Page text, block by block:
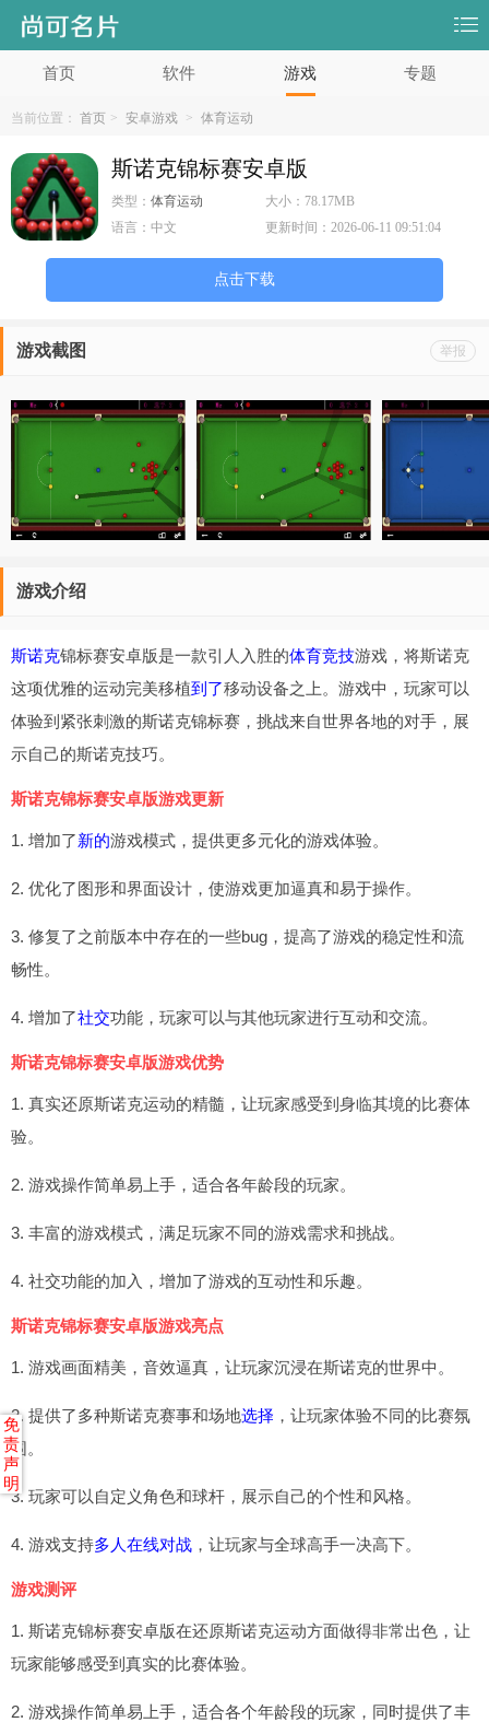
首页 软件 游戏 专题
当前位置： 首页 > 安卓游戏 > 体育运动
斯诺克锦标赛安卓版
类型： 体育运动 大小： 78.17MB
语言： 中文 更新时间：2026-06-11 09:51:04
点击下载
举报
游戏截图
游戏介绍
斯诺克锦标赛安卓版是一款引人入胜的体育竞技游戏，将斯诺克
这项优雅的运动完美移植到了移动设备之上。游戏中，玩家可以
体验到紧张刺激的斯诺克锦标赛，挑战来自世界各地的对手，展
示自己的斯诺克技巧。
斯诺克锦标赛安卓版游戏更新
1. 增加了新的游戏模式，提供更多元化的游戏体验。
2. 优化了图形和界面设计，使游戏更加逼真和易于操作。
3. 修复了之前版本中存在的一些bug，提高了游戏的稳定性和流
畅性。
4. 增加了社交功能，玩家可以与其他玩家进行互动和交流。
斯诺克锦标赛安卓版游戏优势
1. 真实还原斯诺克运动的精髓，让玩家感受到身临其境的比赛体
验。
2. 游戏操作简单易上手，适合各年龄段的玩家。
3. 丰富的游戏模式，满足玩家不同的游戏需求和挑战。
4. 社交功能的加入，增加了游戏的互动性和乐趣。
斯诺克锦标赛安卓版游戏亮点
1. 游戏画面精美，音效逼真，让玩家沉浸在斯诺克的世界中。
2. 提供了多种斯诺克赛事和场地选择 ，让玩家体验不同的比赛氛
围。
3. 玩家可以自定义角色和球杆，展示自己的个性和风格。
4. 游戏支持多人在线对战 ，让玩家与全球高手一决高下。
游戏测评
1. 斯诺克锦标赛安卓版在还原斯诺克运动方面做得非常出色，让
玩家能够感受到真实的比赛体验。
2. 游戏操作简单易上手，适合各个年龄段的玩家，同时提供了丰
免
责
声
明